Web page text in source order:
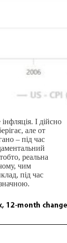
І дійсно
але от
– під час
реальна
чим
під час